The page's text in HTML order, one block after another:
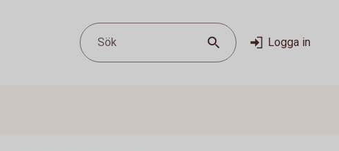
Sök Logga in